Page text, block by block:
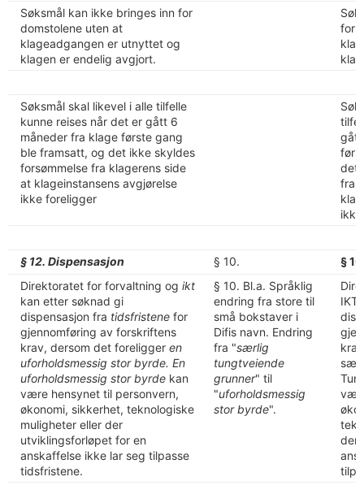
Søksmål kan ikke bringes inn for
domstolene uten at
klageadgangen er utnyttet og
klagen er endelig avgjort.
for
Søksmål skal likevel i alle tilfelle
kunne reises når det er gått 6
måneder fra klage første gang
ble framsatt, og det ikke skyldes
forsømmelse fra klagerens side
at klageinstansens avgjørelse
ikke foreligger
gått
det
fra
§ 12. Dispensasjon § 10.
§
Direktoratet for forvaltning og ikt
kan etter søknad gi
dispensasjon fra tidsfristene for
gjennomføring av forskriftens
krav, dersom det foreligger en
uforholdsmessig stor byrde. En
uforholdsmessig stor byrde kan
være hensynet til personvern,
økonomi, sikkerhet, teknologiske
muligheter eller der
utviklingsforløpet for en
anskaffelse ikke lar seg tilpasse
tidsfristene.
§ 10. Bl.a. Språklig
endring fra store til
små bokstaver i
Difis navn. Endring
fra "særlig
tungtveiende
grunner" til
"uforholdsmessig
stor byrde".
IKT
der